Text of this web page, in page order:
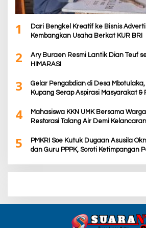
1
Dari Bengkel Kreatif ke Bisnis
Kembangkan Usaha Berkat KUR BRI
2
Ary Buraen Resmi Lantik Dian Teuf
HIMARASI
3
Gelar Pengabdian di Desa Mbotulaka,
Kupang Serap Aspirasi Masyarakat
4
Mahasiswa KKN UMK Bersama
Restorasi Talang Air Demi
5
PMKRI Soe Kutuk Dugaan Asusila
dan Guru PPPK, Soroti Ketimpangan